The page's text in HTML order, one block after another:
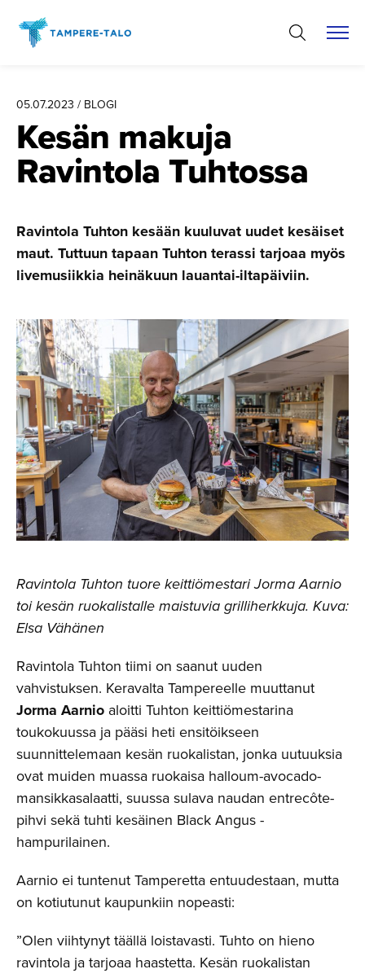
sisältöön
05.07.2023 / BLOGI
Kesän makuja
Ravintola Tuhtossa
Ravintola Tuhton kesään kuuluvat uudet kesäiset
maut. Tuttuun tapaan Tuhton terassi tarjoaa myös
livemusiikkia heinäkuun lauantai-iltapäiviin.
Ravintola Tuhton tuore keittiömestari Jorma Aarnio
toi kesän ruokalistalle maistuvia grilliherkkuja. Kuva:
Elsa Vähänen
Ravintola Tuhton tiimi on saanut uuden
vahvistuksen. Keravalta Tampereelle muuttanut
Jorma Aarnio aloitti Tuhton keittiömestarina
toukokuussa ja pääsi heti ensitöikseen
suunnittelemaan kesän ruokalistan, jonka uutuuksia
ovat muiden muassa ruokaisa halloum-avocado-
mansikkasalaatti, suussa sulava naudan entrecôte-
pihvi sekä tuhti kesäinen Black Angus -
hampurilainen.
Aarnio ei tuntenut Tamperetta entuudestaan, mutta
on kotiutunut kaupunkiin nopeasti:
”Olen viihtynyt täällä loistavasti. Tuhto on hieno
ravintola ja tarjoaa haastetta. Kesän ruokalistan